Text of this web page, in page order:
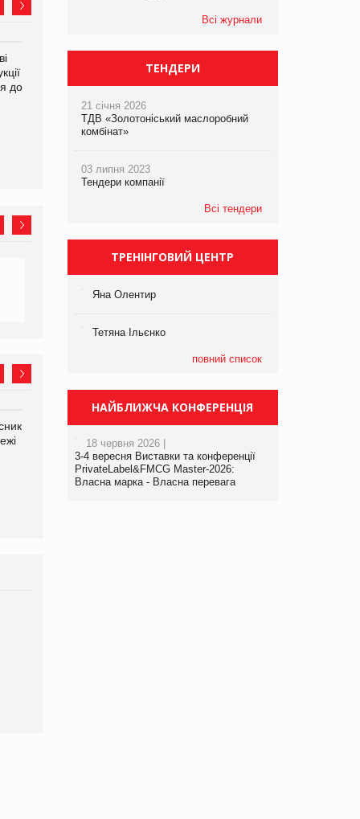
до
продуктами птахівництва
на європейський ринок
продовольство
Олексій Логачов-Михайлов
Файно маркет Директор
департаменту з
виробництва
Яна Сараніна, директор
Всі журнали
ТЕНДЕРИ
21 січня 2026
ТДВ «Золотоніський маслоробний
комбінат»
03 липня 2023
Тендери компанії
Всі тендери
ТРЕНІНГОВИЙ ЦЕНТР
Яна Олентир
Тетяна Ільєнко
повний список
НАЙБЛИЖЧА КОНФЕРЕНЦІЯ
18 червня 2026 |
3-4 вересня Виставки та конференції
PrivateLabel&FMCG Master-2026:
Власна марка - Власна перевага